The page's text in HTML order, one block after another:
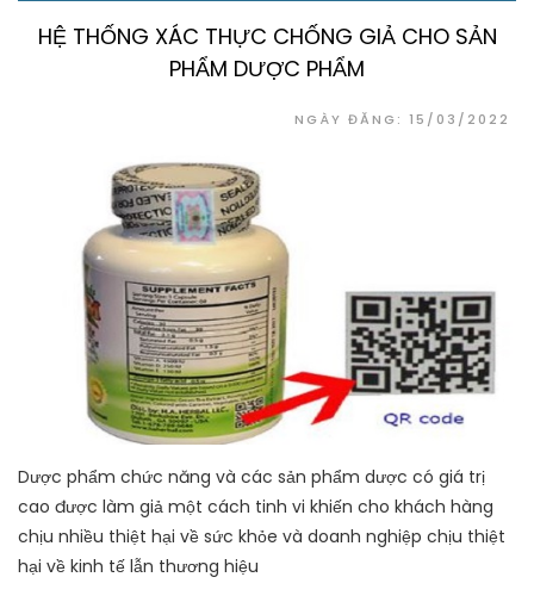
HỆ THỐNG XÁC THỰC CHỐNG GIẢ CHO SẢN
PHẨM DƯỢC PHẨM
NGÀY ĐĂNG: 15/03/2022
Dược phẩm chức năng và các sản phẩm dược có giá trị
cao được làm giả một cách tinh vi khiến cho khách hàng
chịu nhiều thiệt hại về sức khỏe và doanh nghiệp chịu thiệt
hại về kinh tế lẫn thương hiệu